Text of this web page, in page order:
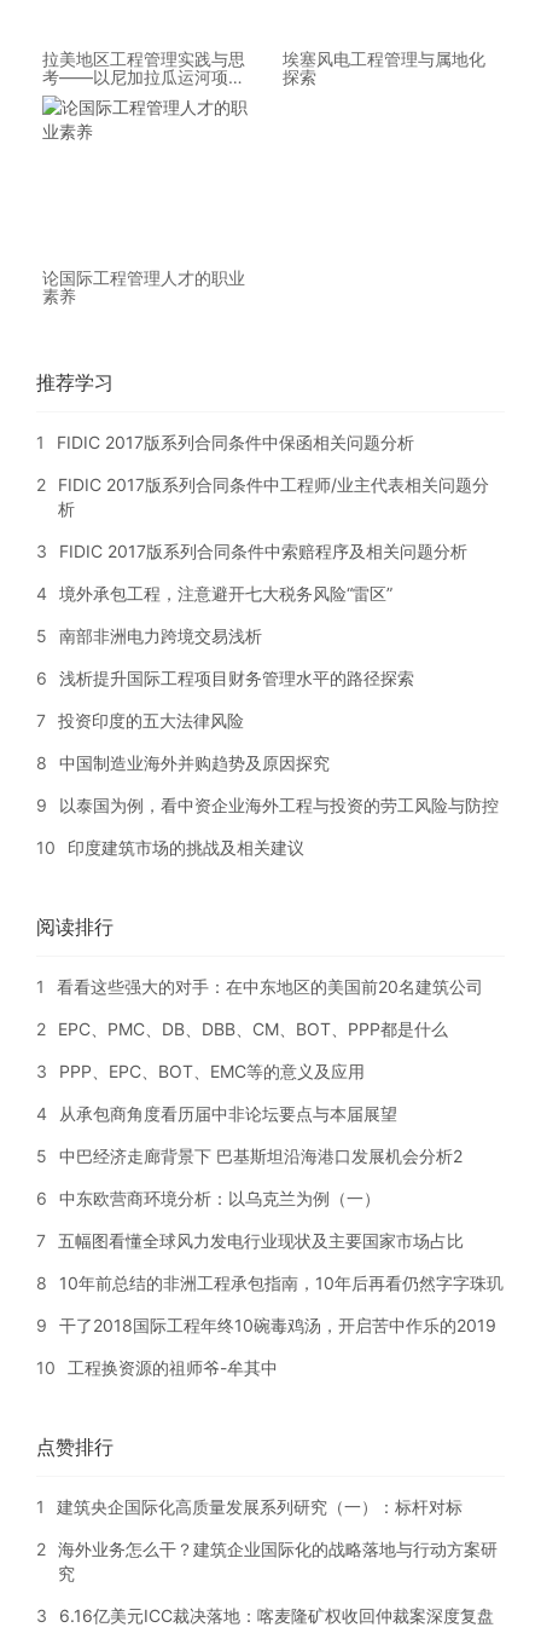
拉美地区工程管理实践与思
考——以尼加拉瓜运河项目
为例
埃塞风电工程管理与属地化
探索
论国际工程管理人才的职业
素养
推荐学习
1 FIDIC 2017版系列合同条件中保函相关问题分析
2
FIDIC 2017版系列合同条件中工程师/业主代表相关问题分
析
3 FIDIC 2017版系列合同条件中索赔程序及相关问题分析
4 境外承包工程，注意避开七大税务风险“雷区”
5 南部非洲电力跨境交易浅析
6 浅析提升国际工程项目财务管理水平的路径探索
7 投资印度的五大法律风险
8 中国制造业海外并购趋势及原因探究
9 以泰国为例，看中资企业海外工程与投资的劳工风险与防控
10 印度建筑市场的挑战及相关建议
阅读排行
1 看看这些强大的对手：在中东地区的美国前20名建筑公司
2 EPC、PMC、DB、DBB、CM、BOT、PPP都是什么
3 PPP、EPC、BOT、EMC等的意义及应用
4 从承包商角度看历届中非论坛要点与本届展望
5 中巴经济走廊背景下 巴基斯坦沿海港口发展机会分析2
6 中东欧营商环境分析：以乌克兰为例（一）
7 五幅图看懂全球风力发电行业现状及主要国家市场占比
8 10年前总结的非洲工程承包指南，10年后再看仍然字字珠玑
9 干了2018国际工程年终10碗毒鸡汤，开启苦中作乐的2019
10 工程换资源的祖师爷-牟其中
点赞排行
1 建筑央企国际化高质量发展系列研究（一）：标杆对标
2 海外业务怎么干？建筑企业国际化的战略落地与行动方案研
究
3 6.16亿美元ICC裁决落地：喀麦隆矿权收回仲裁案深度复盘